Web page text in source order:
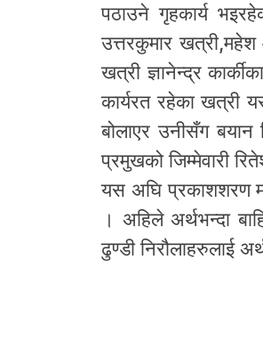
पठाउने गृहकार्य
उत्तरकुमार
खत्री ज्ञानेन्द्र
कार्यरत रहेका खत्री
बोलाएर उनीसँग
प्रमुखको जिम्मेवारी
यस अघि प्रकाशशरण
। अहिले अर्थभन्दा
ढुण्डी निरौलाहरुलाई